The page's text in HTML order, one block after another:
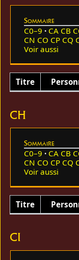
Sommaire
C0–9 CA CB
CN CO CP CQ
Voir aussi
Titre
CH
Sommaire
C0–9 CA CB
CN CO CP CQ
Voir aussi
Titre
CI